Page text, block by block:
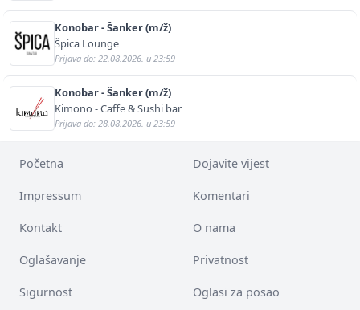
Konobar - Šanker (m/ž)
Špica Lounge
Prijava do: 22.08.2026. u 23:59
Konobar - Šanker (m/ž)
Kimono - Caffe & Sushi bar
Prijava do: 28.08.2026. u 23:59
Početna Dojavite vijest
Impressum Komentari
Kontakt O nama
Oglašavanje Privatnost
Sigurnost Oglasi za posao